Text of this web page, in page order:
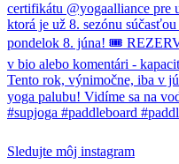
Sledujte môj instagram